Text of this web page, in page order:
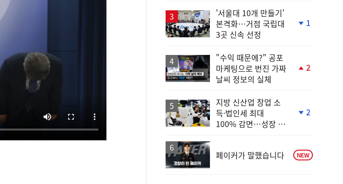
'서울대 10개 만들기'
본격화…거점 국립대
3곳 신속 선정
1
"수익 때문에?" 공포
마케팅으로 번진 가짜
날씨 정보의 실체
2
지방 신산업 창업 소
득·법인세 최대
100% 감면…성장 지
2
페이커가 말했습니다 NEW